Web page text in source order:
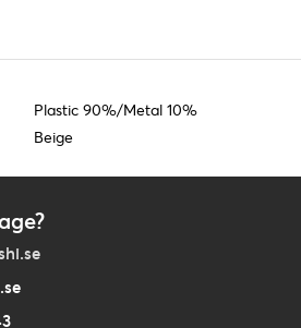
Plastic 90%/Metal 10%
Beige